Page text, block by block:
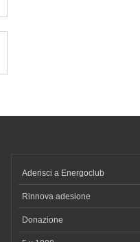
Aderisci a Energoclub
Rinnova adesione
Donazione